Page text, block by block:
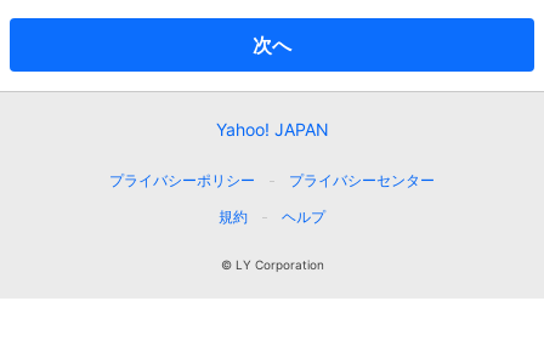
次へ
Yahoo! JAPAN
プライバシーポリシー
プライバシーセンター
規約
ヘルプ
© LY Corporation